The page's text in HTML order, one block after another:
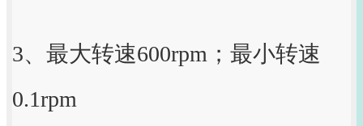
3、最大转速600rpm；最小转速
0.1rpm